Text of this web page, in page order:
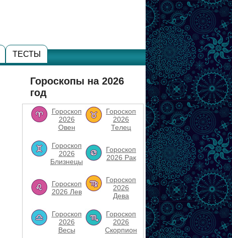
ТЕСТЫ
Гороскопы на 2026
год
Гороскоп
2026
Овен
Гороскоп
2026
Телец
Гороскоп
2026
Близнецы
Гороскоп
2026 Рак
Гороскоп
2026 Лев
Гороскоп
2026
Дева
Гороскоп
2026
Весы
Гороскоп
2026
Скорпион